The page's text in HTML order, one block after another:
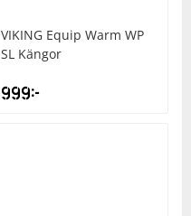
VIKING Equip Warm WP
SL Kängor
999kr